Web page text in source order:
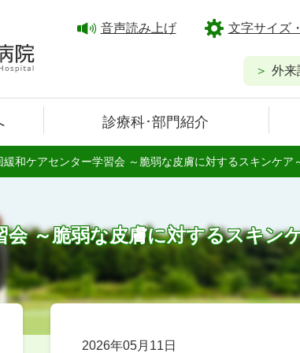
音声読み上げ 文字サイズ
外来
診療科･部門紹介
緩和ケアセンター学習会 ～脆弱な皮膚に対するスキンケ
～脆弱な皮膚に対するスキン
2026年05月11日